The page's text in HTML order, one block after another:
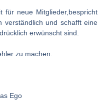
für neue Mitglieder,bespricht
verständlich und schafft eine
erwünscht sind.
zu machen.
Ego